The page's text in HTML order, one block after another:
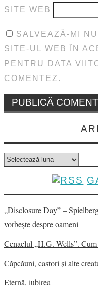
SITE WEB
SALVEAZĂ-MI
SITE-UL WEB ÎN
PENTRU DATA
COMENTEZ.
Arhive
„Disclosure Day” –
vorbește despre oameni
Cenaclul „H.G. Wells”.
Căpcăuni, castori și alte
Eternă, iubirea